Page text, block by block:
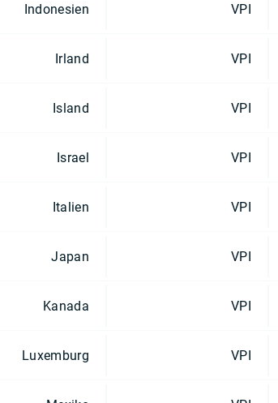
Indonesien VPI
Irland VPI
Island VPI
Israel VPI
Italien VPI
Japan VPI
Kanada VPI
Luxemburg VPI